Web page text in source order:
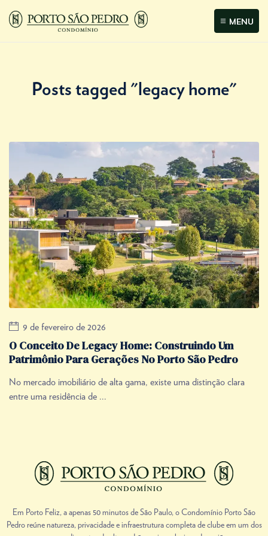
MENU
Posts tagged "legacy home"
9 de fevereiro de 2026
O Conceito De Legacy Home: Construindo Um
Patrimônio Para Gerações No Porto São Pedro
No mercado imobiliário de alta gama, existe uma distinção clara
entre uma residência de ...
Em Porto Feliz, a apenas 50 minutos de São Paulo, o Condomínio Porto São
Pedro reúne natureza, privacidade e infraestrutura completa de clube em um dos